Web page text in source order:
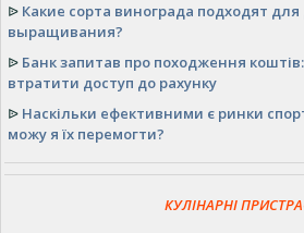
ᐉ Какие сорта винограда подходят
выращивания?
ᐉ Банк запитав про походження
втратити доступ до рахунку
ᐉ Наскільки ефективними є ринки
можу я їх перемогти?
КУЛІНАРНІ